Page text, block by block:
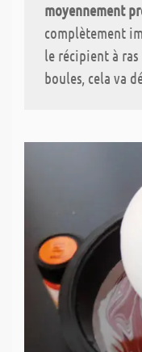
moyennement
complètement
le récipient à
boules, cela va